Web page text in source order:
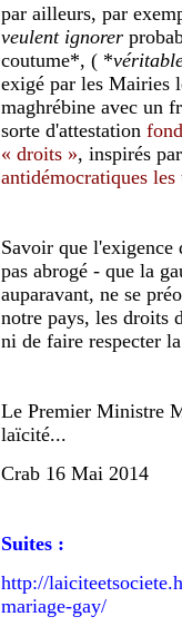
par ailleurs, par
veulent ignorer
coutume*, ( *
exigé par les Mairies
maghrébine avec un
sorte d'attestation
« droits », inspirés
antidémocratiques les
Savoir que
pas abrogé - que la
auparavant, ne se
notre pays, les droits
ni de faire respecter
Le Premier Ministre
laïcité...
Crab 16 Mai 2014
Suites :
http://
mariage-gay/